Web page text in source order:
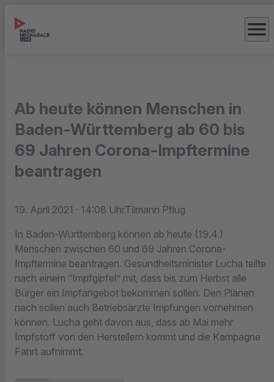
menu
Ab heute können Menschen in
Baden-Württemberg ab 60 bis
69 Jahren Corona-Impftermine
beantragen
19. April 2021 · 14:08 UhrTilmann Pflug
In Baden-Württemberg können ab heute (19.4.)
Menschen zwischen 60 und 69 Jahren Corona-
Impftermine beantragen. Gesundheitsminister Lucha teilte
nach einem “Impfgipfel” mit, dass bis zum Herbst alle
Bürger ein Impfangebot bekommen sollen. Den Plänen
nach sollen auch Betriebsärzte Impfungen vornehmen
können. Lucha geht davon aus, dass ab Mai mehr
Impfstoff von den Herstellern kommt und die Kampagne
Fahrt aufnimmt.